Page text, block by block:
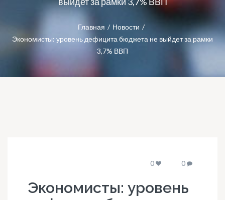
Главная
Новости
Экономисты: уровень дефицита бюджета не выйдет за рамки
3,7% ВВП
0 0
Экономисты: уровень